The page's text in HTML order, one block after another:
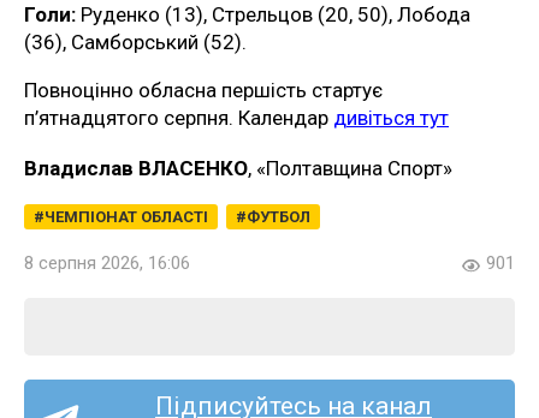
Голи: Руденко (13), Стрельцов (20, 50), Лобода
(36), Самборський (52).
Повноцінно обласна першість стартує
п’ятнадцятого серпня. Календар дивіться тут
Владислав ВЛАСЕНКО, «Полтавщина Спорт»
ЧЕМПІОНАТ ОБЛАСТІ ФУТБОЛ
8 серпня 2026, 16:06 901
Підписуйтесь на канал